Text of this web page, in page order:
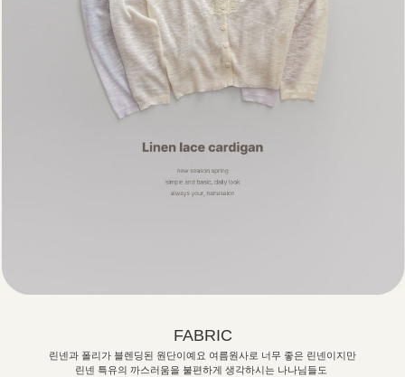
FABRIC
린넨과 폴리가 블렌딩된 원단이예요 여름원사로 너무 좋은 린넨이지만
린넨 특유의 까스러움을 불편하게 생각하시는 나나님들도